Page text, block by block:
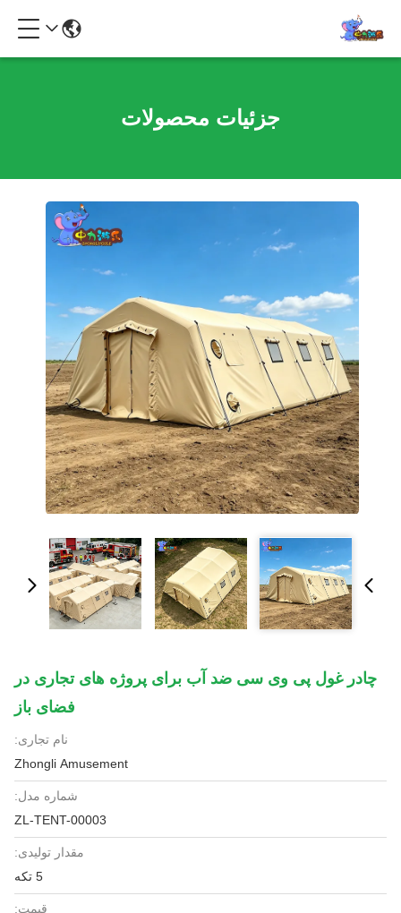
جزئیات محصولات
چادر غول پی وی سی ضد آب برای پروژه های تجاری در
فضای باز
نام تجاری:
Zhongli Amusement
شماره مدل:
ZL-TENT-00003
مقدار تولیدی:
5 تکه
قیمت: